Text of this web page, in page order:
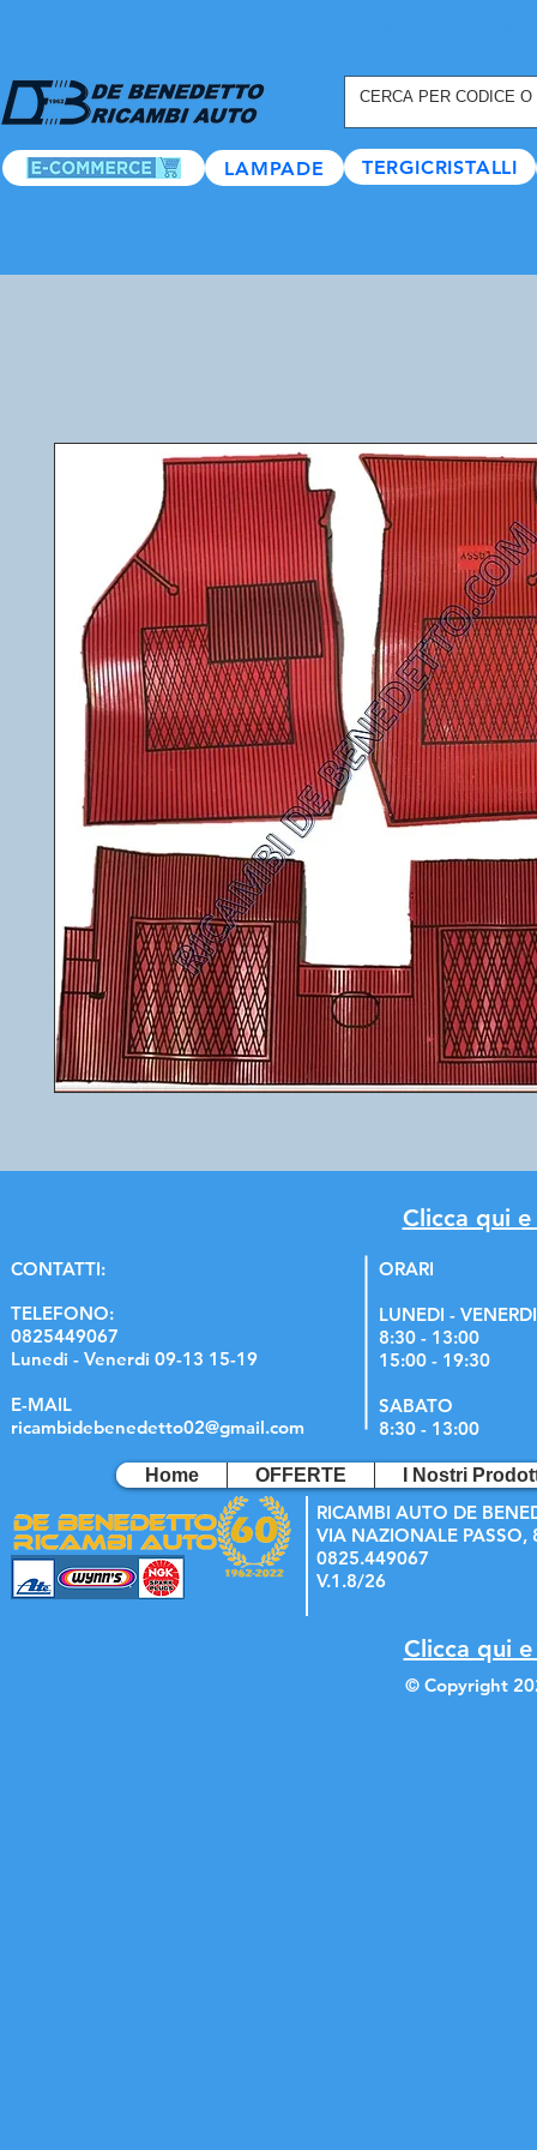
LAMPADE TERGICRISTALLI
Clicca qui
CONTATTI:
TELEFONO:
0825449067
Lunedi - Venerdi 09-13 15-19
E-MAIL
ricambidebenedetto02@gmail.com
ORARI
LUNEDI - VENERDI
8:30 - 13:00
15:00 - 19:30
SABATO
8:30 - 13:00
Home OFFERTE I Nostri
RICAMBI AUTO DE
VIA NAZIONALE PASSO,
0825.449067
V.1.8/26
Clicca qui
© Copyright